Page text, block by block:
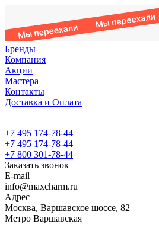
Бренды
Компания
Акции
Мастера
Контакты
Доставка и Оплата
+7 495 174-78-44
+7 495 174-78-44
+7 800 301-78-44
Заказать звонок
E-mail
info@maxcharm.ru
Адрес
Москва, Варшавское шоссе, 82
Метро Варшавская